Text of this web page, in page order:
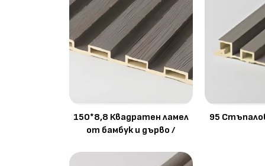
150*8,8 Квадратен ламел
от бамбук и дърво /
95